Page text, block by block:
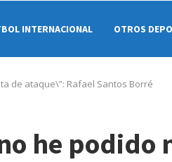
INTERNACIONAL OTROS
de ataque\”: Rafael Santos Borré
he podido